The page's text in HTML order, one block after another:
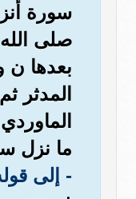
سورة
صلى
بعدها ن
المدثر
ما نزل
- إلى